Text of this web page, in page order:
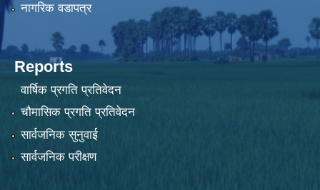
नागरिक वडापत्र
Reports
वार्षिक प्रगति प्रतिवेदन
चौमासिक प्रगति प्रतिवेदन
सार्वजनिक सुनुवाई
सार्वजनिक परीक्षण